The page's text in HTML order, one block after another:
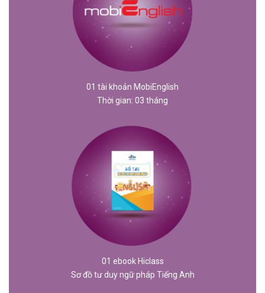
01 tài khoản MobiEnglish
Thời gian: 03 tháng
01 ebook Hiclass
Sơ đồ tư duy ngữ pháp Tiếng Anh